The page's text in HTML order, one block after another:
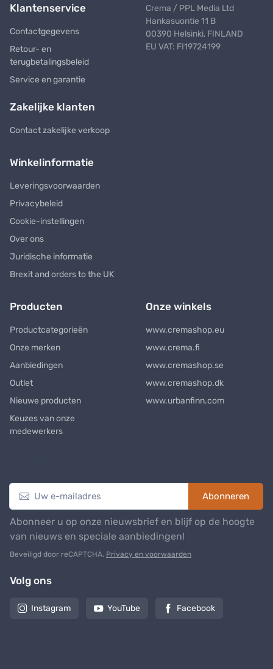
Klantenservice
Contactgegevens
Retour- en
terugbetalingsbeleid
Service en garantie
Zakelijke klanten
Contact zakelijke verkoop
Crema / PPL Media Ltd
Hankasuontie 11 B
00390 Helsinki, FINLAND
EU VAT: FI19724199
Winkelinformatie
Leveringsvoorwaarden
Privacybeleid
Cookie-instellingen
Over ons
Juridische informatie
Brexit and orders to the UK
Producten
Productcategorieën
Onze merken
Aanbiedingen
Outlet
Nieuwe producten
Keuzes van onze
medewerkers
Onze winkels
www.cremashop.eu
www.crema.fi
www.cremashop.se
www.cremashop.dk
www.urbanfinn.com
Abonneren
Abonneer u op onze nieuwsbrief en blijf op de hoogte
van nieuws en speciale aanbiedingen!
Beveiligd door reCAPTCHA. Privacy en voorwaarden
Volg ons
Instagram YouTube Facebook